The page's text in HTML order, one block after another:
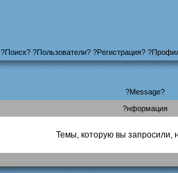
?Поиск? ?Пользователи? ?Регистрация? ?
?Message?
?нформация
Темы, которую вы запросили,